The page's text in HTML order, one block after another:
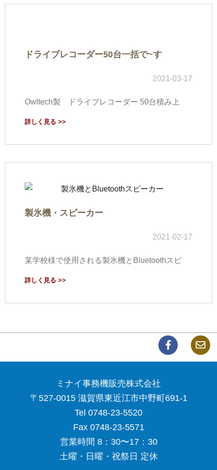
ドライブレコーダー50台一括で~す
2021-03-17
Owltech製 ドライブレコーダー 50台積み上
詳しく見る >>
製氷機・スピーカー
2021-02-17
某学校様で使用される製氷機とBluetoothスピ
詳しく見る >>
ミナイ事務機販売株式会社
〒527-0015 滋賀県東近江市中野町691-1
Tel 0748-23-5520
Fax 0748-23-5571
営業時間 8：30〜17：30
土曜・日曜・祝祭日 定休